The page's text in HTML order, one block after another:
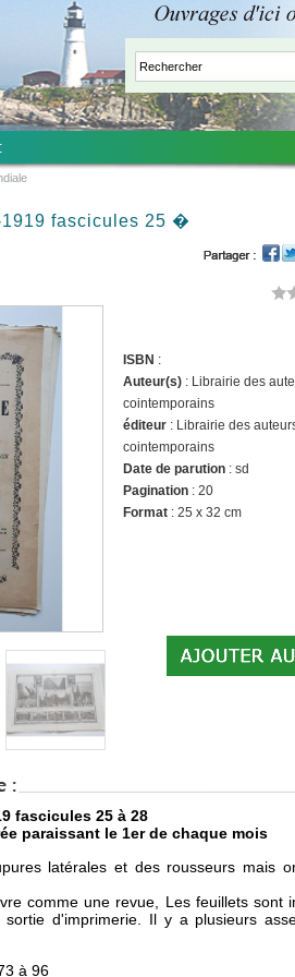
1919 fascicules 25 �
ISBN :
Auteur(s) : Librairie des
cointemporains
éditeur : Librairie des
cointemporains
Date de parution : sd
Pagination : 20
Format : 25 x 32 cm
fascicules 25 à 28
paraissant le 1er de chaque mois
latérales et des rousseurs mais
comme une revue, Les feuillets sont
d'imprimerie. Il y a plusieurs
à 96